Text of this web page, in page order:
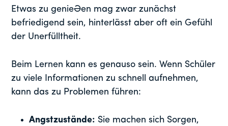
Etwas zu genießen mag zwar zunächst
befriedigend sein, hinterlässt aber oft ein Gefühl
der Unerfülltheit.
Beim Lernen kann es genauso sein. Wenn Schüler
zu viele Informationen zu schnell aufnehmen,
kann das zu Problemen führen:
Angstzustände: Sie machen sich Sorgen,